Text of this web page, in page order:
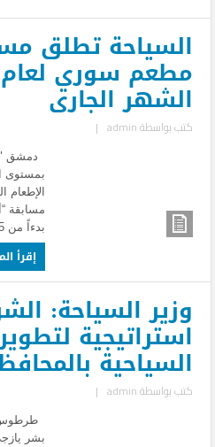
السياحة تطلق
الشهر الجارى
كتب بواسطةadmin
|
دمشق
بمستوى
الإطعام
بدءاً من 15-8 وحتّى 15-9-2016 ، وح ...
إقرأ
وزير السياحة:
استراتيجية
السياحية
كتب بواسطةadmin
|
طرطوس
بشر